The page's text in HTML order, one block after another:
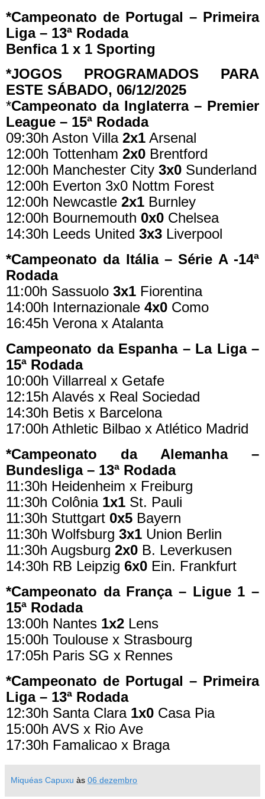
*Campeonato de Portugal – Primeira
Liga – 13ª Rodada
Benfica 1 x 1 Sporting
*JOGOS PROGRAMADOS PARA
ESTE SÁBADO, 06/12/2025
*Campeonato da Inglaterra – Premier
League – 15ª Rodada
09:30h Aston Villa 2x1 Arsenal
12:00h Tottenham 2x0 Brentford
12:00h Manchester City 3x0 Sunderland
12:00h Everton 3x0 Nottm Forest
12:00h Newcastle 2x1 Burnley
12:00h Bournemouth 0x0 Chelsea
14:30h Leeds United 3x3 Liverpool
*Campeonato da Itália – Série A -14ª
Rodada
11:00h Sassuolo 3x1 Fiorentina
14:00h Internazionale 4x0 Como
16:45h Verona x Atalanta
Campeonato da Espanha – La Liga –
15ª Rodada
10:00h Villarreal x Getafe
12:15h Alavés x Real Sociedad
14:30h Betis x Barcelona
17:00h Athletic Bilbao x Atlético Madrid
*Campeonato da Alemanha –
Bundesliga – 13ª Rodada
11:30h Heidenheim x Freiburg
11:30h Colônia 1x1 St. Pauli
11:30h Stuttgart 0x5 Bayern
11:30h Wolfsburg 3x1 Union Berlin
11:30h Augsburg 2x0 B. Leverkusen
14:30h RB Leipzig 6x0 Ein. Frankfurt
*Campeonato da França – Ligue 1 –
15ª Rodada
13:00h Nantes 1x2 Lens
15:00h Toulouse x Strasbourg
17:05h Paris SG x Rennes
*Campeonato de Portugal – Primeira
Liga – 13ª Rodada
12:30h Santa Clara 1x0 Casa Pia
15:00h AVS x Rio Ave
17:30h Famalicao x Braga
Miquéas Capuxu às 06 dezembro